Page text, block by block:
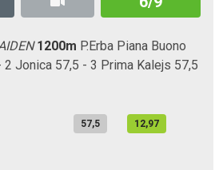
1200m P.Erba Piana Buono
2 Jonica 57,5 - 3 Prima Kalejs 57,5
57,5 12,97